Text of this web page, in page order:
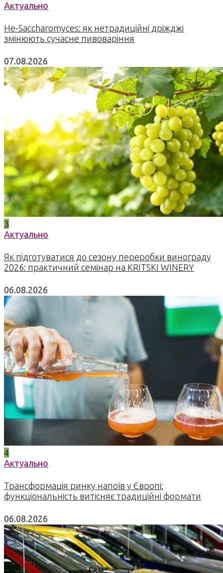
Актуально
Не-Saccharomyces: як нетрадиційні дріжджі
змінюють сучасне пивоваріння
07.08.2026
3
Актуально
Як підготуватися до сезону переробки винограду
2026: практичний семінар на KRITSKI WINERY
06.08.2026
4
Актуально
Трансформація ринку напоїв у Європі:
функціональність витісняє традиційні формати
06.08.2026